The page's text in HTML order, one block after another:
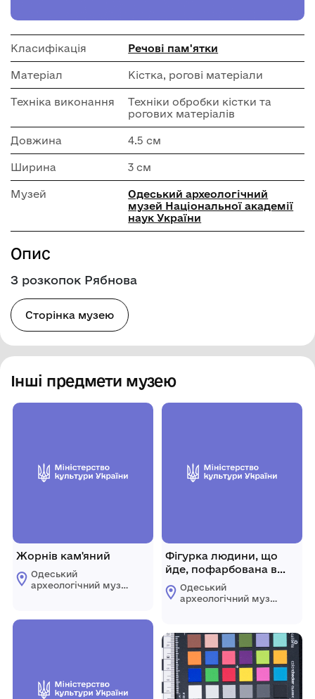
Класифікація Речові пам'ятки
Матеріал Кістка, рогові матеріали
Техніка виконання
Техніки обробки кістки та
рогових матеріалів
Довжина 4.5 см
Ширина 3 см
Музей
Одеський археологічний
музей Національної академії
наук України
Опис
З розкопок Рябнова
Сторінка музею
Інші предмети музею
Жорнів кам'яний
Одеський
археологічний музей
України
Фігурка людини, що
йде, пофарбована в
червонувато-
коричневий колір, на
Одеський
археологічний музей
України